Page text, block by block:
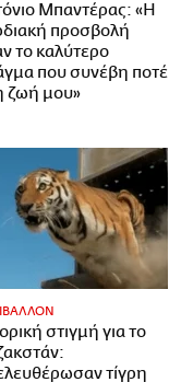
Μπαντέρας: «Η
προσβολή
το καλύτερο
που συνέβη ποτέ
ζωή μου»
στιγμή για το
τίγρη